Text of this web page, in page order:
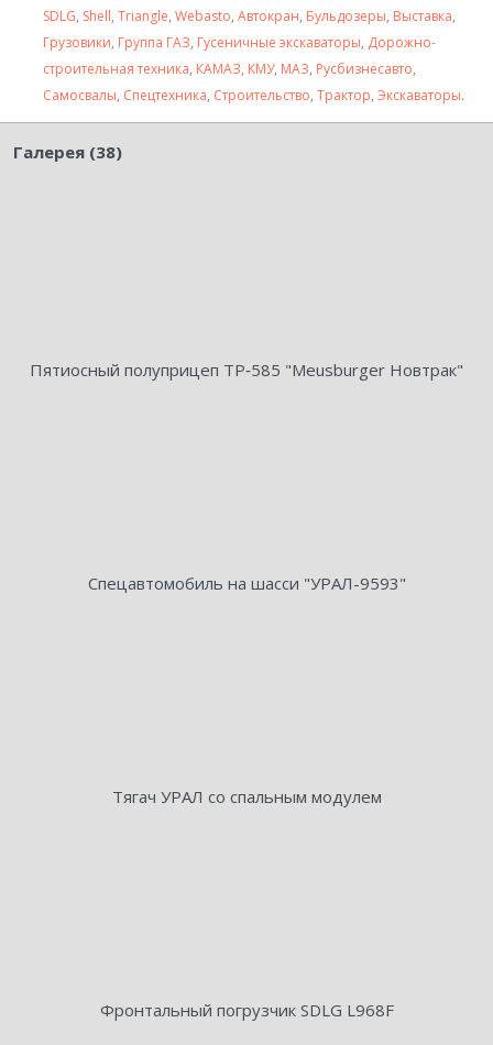
SDLG, Shell, Triangle, Webasto, Автокран, Бульдозеры, Выставка,
Грузовики, Группа ГАЗ, Гусеничные экскаваторы, Дорожно-
строительная техника, КАМАЗ, КМУ, МАЗ, Русбизнесавто,
Самосвалы, Спецтехника, Строительство, Трактор, Экскаваторы.
Галерея (38)
Пятиосный полуприцеп ТР‑585 "Meusburger Новтрак"
Спецавтомобиль на шасси "УРАЛ-9593"
Тягач УРАЛ со спальным модулем
Фронтальный погрузчик SDLG L968F